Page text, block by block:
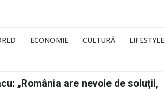
ECONOMIE CULTURĂ LIFESTYLE
„România are nevoie de soluții,